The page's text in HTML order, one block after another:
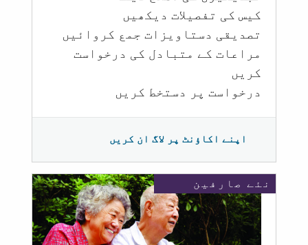
کیس کی تفصیلات دیکھیں
تصدیقی دستاویزات جمع کروائیں
مراعات کے متبادل کی درخواست
کریں
درخواست پر دستخط کریں
اپنے اکاؤنٹ پر لاگ ان کریں
نئے صارفین